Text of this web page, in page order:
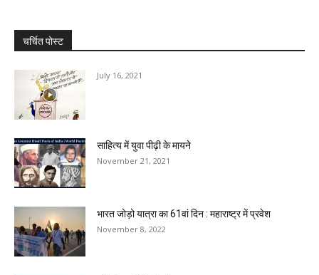
चर्चित पोस्ट
July 16, 2021
साहित्य में युवा पीढ़ी के मायने
November 21, 2021
भारत जोड़ो यात्रा का 61वां दिन : महाराष्ट्र में प्रवेश
November 8, 2022